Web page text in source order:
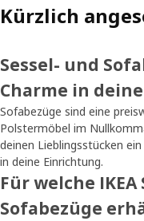
Kürzlich
Sessel- und
Charme in
Sofabezüge sind eine
Polstermöbel im
deinen Lieblingsstücken
in deine Einrichtung.
Für welche
Sofabezüge